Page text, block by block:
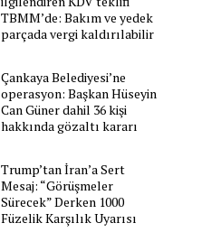
TBMM’de: Bakım ve yedek
parçada vergi kaldırılabilir
Çankaya Belediyesi’ne
operasyon: Başkan Hüseyin
Can Güner dahil 36 kişi
hakkında gözaltı kararı
Trump’tan İran’a Sert
Mesaj: “Görüşmeler
Sürecek” Derken 1000
Füzelik Karşılık Uyarısı